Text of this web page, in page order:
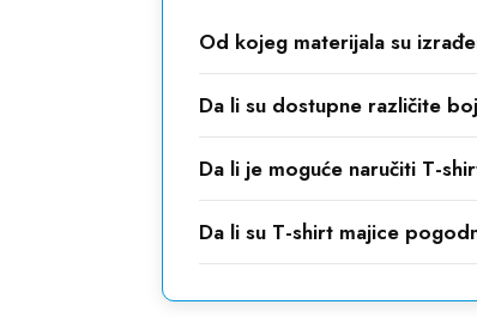
Od kojeg materijala su
Da li su dostupne različite
Da li je moguće naručiti T-
Da li su T-shirt majice